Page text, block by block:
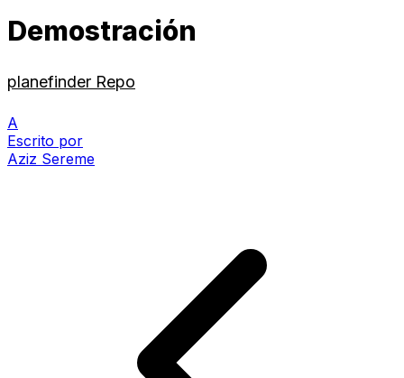
Demostración
planefinder Repo
A
Escrito por
Aziz Sereme